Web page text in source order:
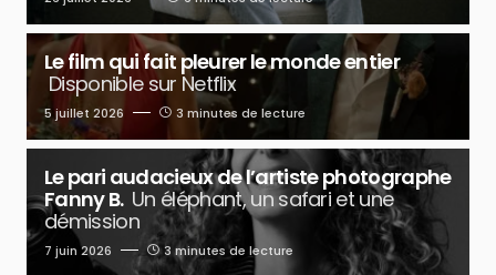
Le film qui fait pleurer le monde entier
Disponible sur Netflix
5 juillet 2026 3 minutes de lecture
Le pari audacieux de l’artiste photographe
Fanny B. Un éléphant, un safari et une
démission
7 juin 2026 3 minutes de lecture